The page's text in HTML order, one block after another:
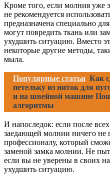
Кроме того, если молния уже
не рекомендуется
предназначена специально
могут повредить ткань или
ухудшить ситуацию. Вместо
некоторые другие методы,
мыла.
Популярные статьи Как
петельку из ниток для
и на швейной машине
алгоритмы
И напоследок: если после
заедающей молнии ничего не
профессионалу, который
заменой замка молнии. Не
если вы не уверены в своих
ухудшить ситуацию.